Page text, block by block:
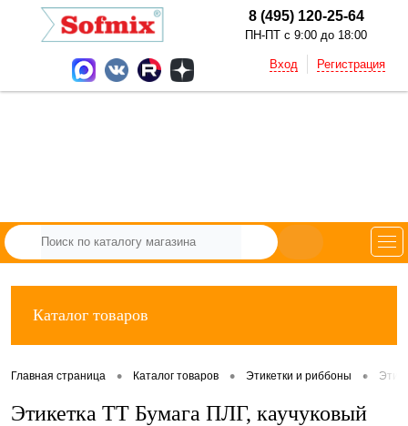
8 (495) 120-25-64
ПН-ПТ с 9:00 до 18:00
Вход Регистрация
Каталог товаров
Главная страница • Каталог товаров • Этикетки и риббоны •
Этикетка ТТ Бумага ПЛГ, каучуковый